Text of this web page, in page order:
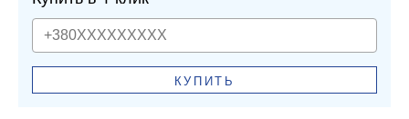
КУПИТЬ